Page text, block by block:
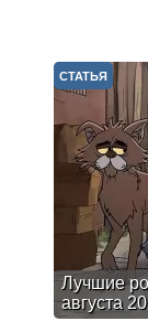
Лучшие
августа
СТАТЬЯ